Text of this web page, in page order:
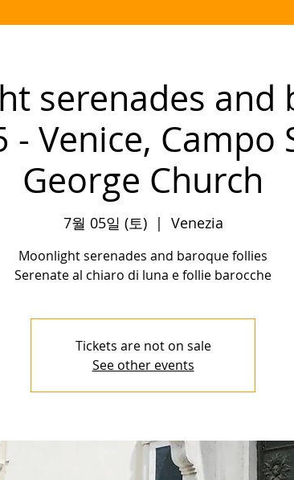
serenades and
Venice, Campo
George Church
7월 05일 (토)
  |
Venezia
Moonlight serenades and baroque follies
Serenate al chiaro di luna e follie barocche
Tickets are not on sale
See other events